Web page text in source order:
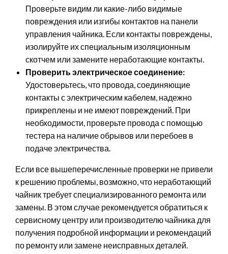
Проверьте видим ли какие-либо видимые
повреждения или изгибы контактов на панели
управления чайника. Если контакты повреждены,
изолируйте их специальным изоляционным
скотчем или замените неработающие контакты.
Проверить электрическое соединение:
Удостоверьтесь, что провода, соединяющие
контакты с электрическим кабелем, надежно
прикреплены и не имеют повреждений. При
необходимости, проверьте провода с помощью
тестера на наличие обрывов или перебоев в
подаче электричества.
Если все вышеперечисленные проверки не привели
к решению проблемы, возможно, что неработающий
чайник требует специализированного ремонта или
замены. В этом случае рекомендуется обратиться к
сервисному центру или производителю чайника для
получения подробной информации и рекомендаций
по ремонту или замене неисправных деталей.